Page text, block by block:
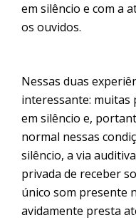
em silêncio e com a
os ouvidos.
Nessas duas
interessante: muitas
em silêncio e,
normal nessas
silêncio, a via
privada de receber
único som presente
avidamente presta